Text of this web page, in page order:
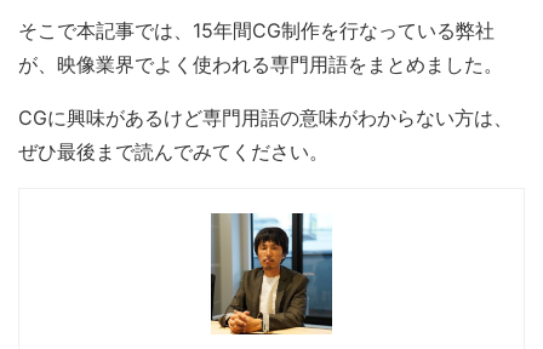
そこで本記事では、15年間CG制作を行なっている弊社
が、映像業界でよく使われる専門用語をまとめました。
CGに興味があるけど専門用語の意味がわからない方は、
ぜひ最後まで読んでみてください。